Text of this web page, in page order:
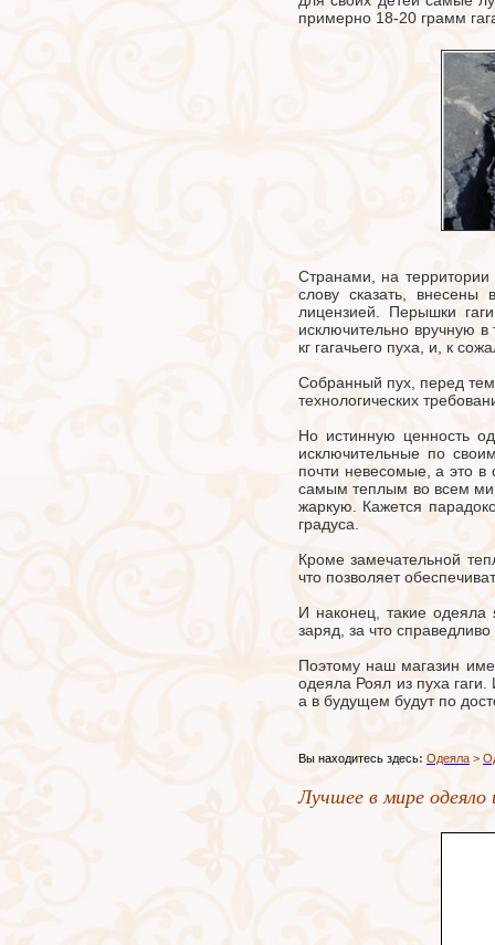
примерно 18-20 грамм
Странами, на
слову сказать, внесены
лицензией. Перышки
исключительно вручную
кг гагачьего пуха, и, к
Собранный пух, перед
технологических
Но истинную ценность
исключительные по
почти невесомые, а это в
самым теплым во всем
жаркую. Кажется
градуса.
Кроме замечательной
что позволяет
И наконец, такие одеяла
заряд, за что
Поэтому наш магазин
одеяла Роял из пуха
а в будущем будут по
Вы находитесь здесь: Одеяла >
Лучшее в мире одеяло